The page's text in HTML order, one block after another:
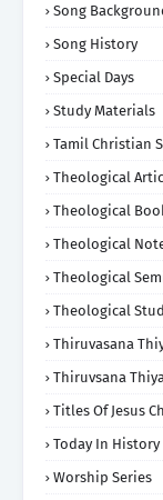
Song
Song History
Special Days
Study Materials
Tamil Christian
Theological
Theological
Theological
Theological
Theological
Thiruvasana
Thiruvsana
Titles Of Jesus
Today In History
Worship Series